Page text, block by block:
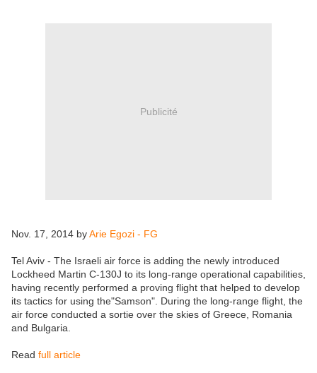
Publicité
Nov. 17, 2014 byArie Egozi - FG
Tel Aviv - The Israeli air force is adding the newly introduced
Lockheed Martin C-130J to its long-range operational capabilities,
having recently performed a proving flight that helped to develop
its tactics for using the"Samson". During the long-range flight, the
air force conducted a sortie over the skies of Greece, Romania
and Bulgaria.
Read full article